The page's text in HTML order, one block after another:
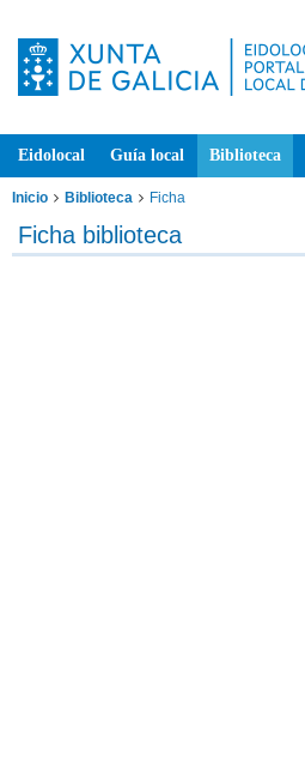
Eidolocal Guía local Biblioteca
Inicio Biblioteca Ficha
Ficha biblioteca